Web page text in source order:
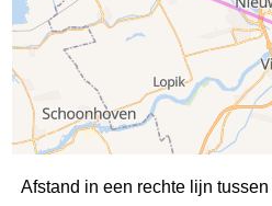
Afstand in een rechte lijn